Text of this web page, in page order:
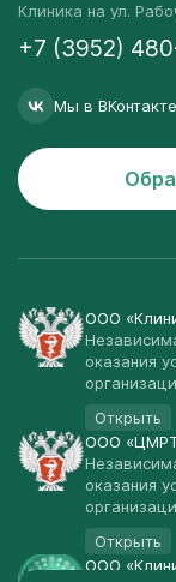
Клиника на ул.
+7 (3952)
Мы в ВКонтакте
ООО
оказания
Открыть
ООО
оказания
Открыть
ООО